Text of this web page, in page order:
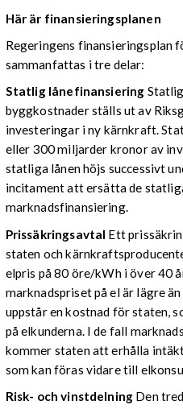
Här är finansieringsplanen
Regeringens finansieringsplan
sammanfattas i tre delar:
Statlig lånefinansiering
byggkostnader ställs ut av
investeringar i ny kärnkraft.
eller 300 miljarder kronor av
statliga lånen höjs successivt
incitament att ersätta de
marknadsfinansiering.
Prissäkringsavtal Ett
staten och
elpris på 80 öre/kWh i över 40
marknadspriset på el är lägre
uppstår en kostnad för staten,
på elkunderna. I de fall
kommer staten att erhålla
som kan föras vidare till
Risk- och vinstdelning Den